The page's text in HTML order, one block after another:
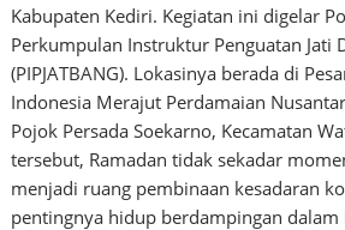
Kabupaten Kediri. Kegiatan ini digelar
Perkumpulan Instruktur Penguatan Jati
(PIPJATBANG). Lokasinya berada di
Indonesia Merajut Perdamaian
Pojok Persada Soekarno, Kecamatan
tersebut, Ramadan tidak sekadar
menjadi ruang pembinaan kesadaran
pentingnya hidup berdampingan dalam